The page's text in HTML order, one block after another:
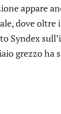
dove oltre
Syndex
grezzo